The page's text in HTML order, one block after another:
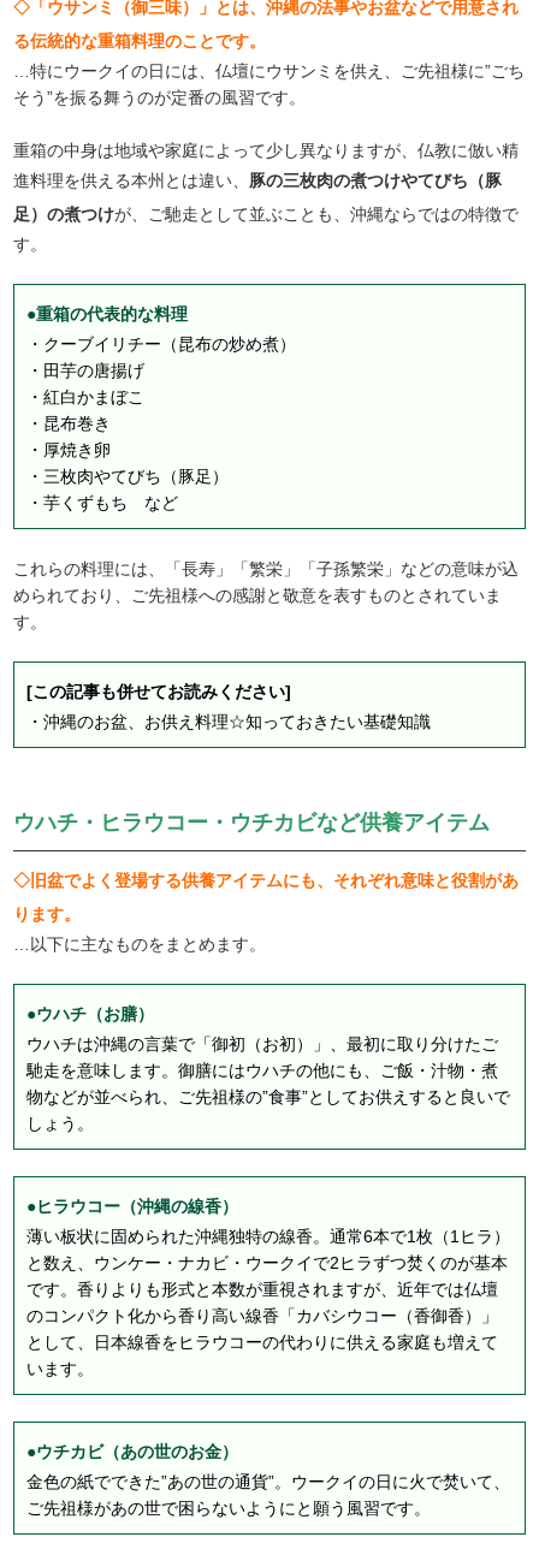
◇「ウサンミ（御三味）」とは、沖縄の法事やお盆などで用意され
る伝統的な重箱料理のことです。
…特にウークイの日には、仏壇にウサンミを供え、ご先祖様に”ごち
そう”を振る舞うのが定番の風習です。
重箱の中身は地域や家庭によって少し異なりますが、仏教に倣い精
進料理を供える本州とは違い、 豚の三枚肉の煮つけやてびち（豚
足）の煮つけが、ご馳走として並ぶことも、沖縄ならではの特徴で
す。
●重箱の代表的な料理
・クーブイリチー（昆布の炒め煮）
・田芋の唐揚げ
・紅白かまぼこ
・昆布巻き
・厚焼き卵
・三枚肉やてびち（豚足）
・芋くずもち など
これらの料理には、「長寿」「繁栄」「子孫繁栄」などの意味が込
められており、ご先祖様への感謝と敬意を表すものとされていま
す。
[この記事も併せてお読みください]
・沖縄のお盆、お供え料理☆知っておきたい基礎知識
ウハチ・ヒラウコー・ウチカビなど供養アイテム
◇旧盆でよく登場する供養アイテムにも、それぞれ意味と役割があ
ります。
…以下に主なものをまとめます。
●ウハチ（お膳）
ウハチは沖縄の言葉で「御初（お初）」、最初に取り分けたご
馳走を意味します。御膳にはウハチの他にも、ご飯・汁物・煮
物などが並べられ、ご先祖様の”食事”としてお供えすると良いで
しょう。
●ヒラウコー（沖縄の線香）
薄い板状に固められた沖縄独特の線香。通常6本で1枚（1ヒラ）
と数え、ウンケー・ナカビ・ウークイで2ヒラずつ焚くのが基本
です。香りよりも形式と本数が重視されますが、近年では仏壇
のコンパクト化から香り高い線香「カバシウコー（香御香）」
として、日本線香をヒラウコーの代わりに供える家庭も増えて
います。
●ウチカビ（あの世のお金）
金色の紙でできた”あの世の通貨”。ウークイの日に火で焚いて、
ご先祖様があの世で困らないようにと願う風習です。